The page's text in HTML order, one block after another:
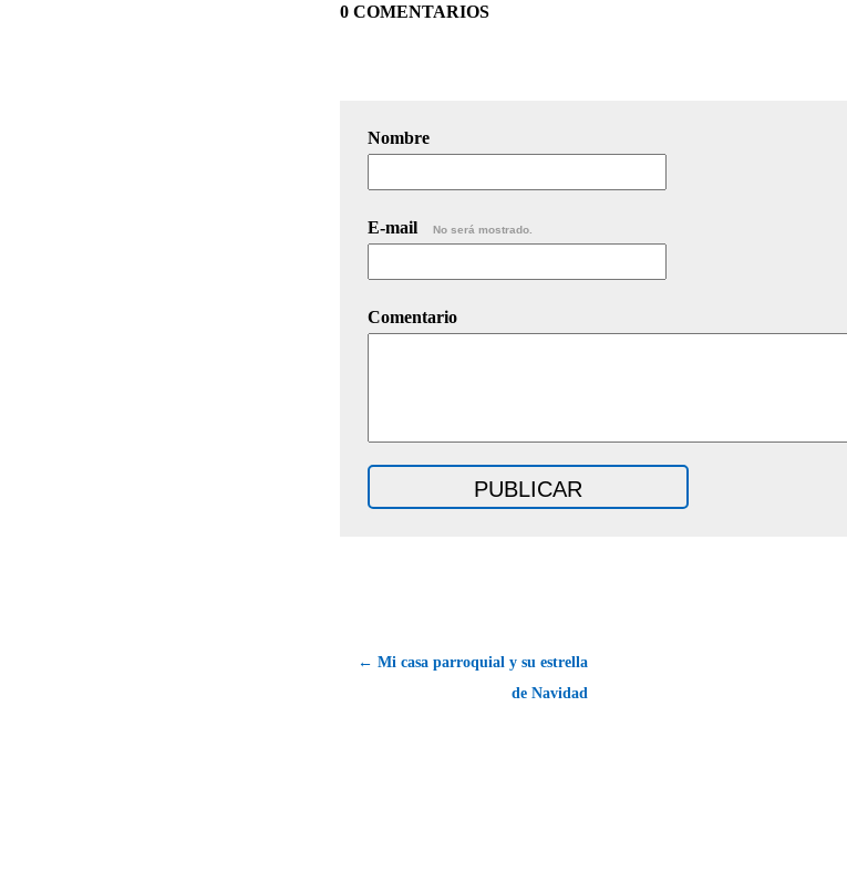
0 COMENTARIOS
Nombre
E-mail No será mostrado.
Comentario
← Mi casa parroquial y su estrella
de Navidad